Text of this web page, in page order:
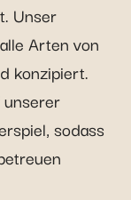
Unser
Arten von
konzipiert.
sodass